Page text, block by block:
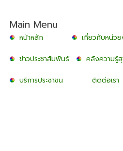
Main Menu
หน้าหลัก เกี่ยวกับหน่ว
ข่าวประชาสัมพันธ์ คลังความรู้
บริการประชาชน ติดต่อเรา